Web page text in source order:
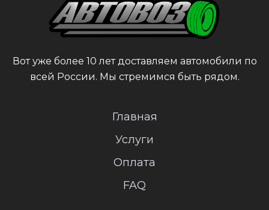
Вот уже более 10 лет доставляем автомобили по
всей России. Мы стремимся быть рядом.
Главная
Услуги
Оплата
FAQ